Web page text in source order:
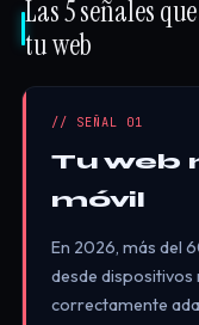
Las 5 señales
tu web
// SEÑAL 01
Tu web
móvil
En 2026, más del
desde dispositivos
correctamente